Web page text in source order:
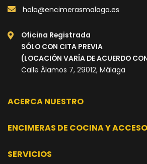
hola@encimerasmalaga.es
Oficina Registrada
SÓLO CON CITA PREVIA
(LOCACIÓN VARÍA DE ACUERDO
Calle Álamos 7, 29012, Málaga
ACERCA NUESTRO
ENCIMERAS DE COCINA Y
SERVICIOS